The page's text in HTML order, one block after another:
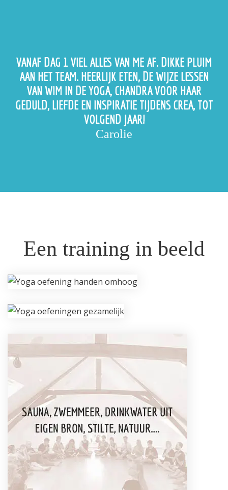
VANAF DAG 1 VIEL ALLES VAN ME AF. DIKKE PLUIM
AAN HET TEAM. HEERLIJK ETEN, DE WIJZE LESSEN
VAN WIM IN DE YOGA, CHANDRA VOOR HAAR
GEDULD, LIEFDE EN INSPIRATIE TIJDENS CREA, TOT
VOLGEND JAAR!
Carolie
Een training in beeld